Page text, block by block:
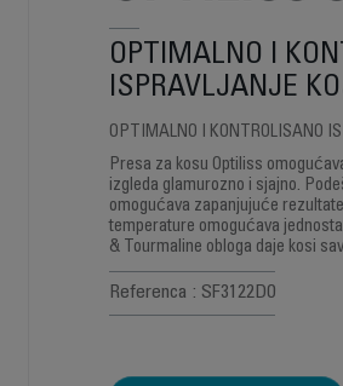
OPTIMALNO I
ISPRAVLJANJE
OPTIMALNO I KONTROLISANO
Presa za kosu Optiliss
izgleda glamurozno i sjajno.
omogućava zapanjujuće
temperature omogućava
& Tourmaline obloga daje kosi
Referenca : SF3122D0